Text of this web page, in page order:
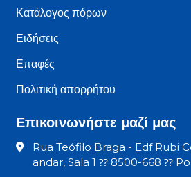
Κατάλογος πόρων
Ειδήσεις
Επαφές
Πολιτική απορρήτου
Επικοινωνήστε μαζί μας
Rua Teófilo Braga - Edf Rubi
andar, Sala 1 ⁇ 8500-668 ⁇